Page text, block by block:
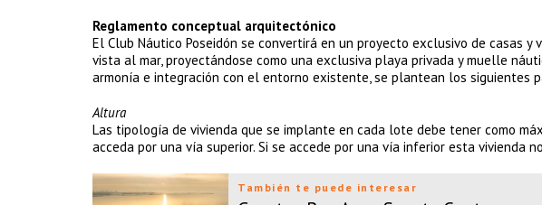
Reglamento conceptual arquitectónico
El Club Náutico Poseidón se convertirá en un proyecto exclusivo de casas
vista al mar, proyectándose como una exclusiva playa privada y muelle
armonía e integración con el entorno existente, se plantean los siguientes
Altura
Las tipología de vivienda que se implante en cada lote debe tener como
acceda por una vía superior. Si se accede por una vía inferior esta vivienda
También te puede interesar